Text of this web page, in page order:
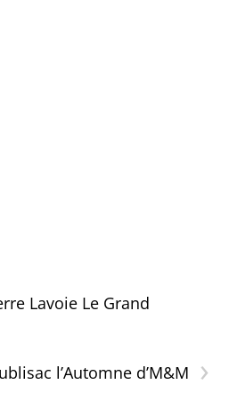
Lavoie Le Grand
›
l’Automne d’M&M